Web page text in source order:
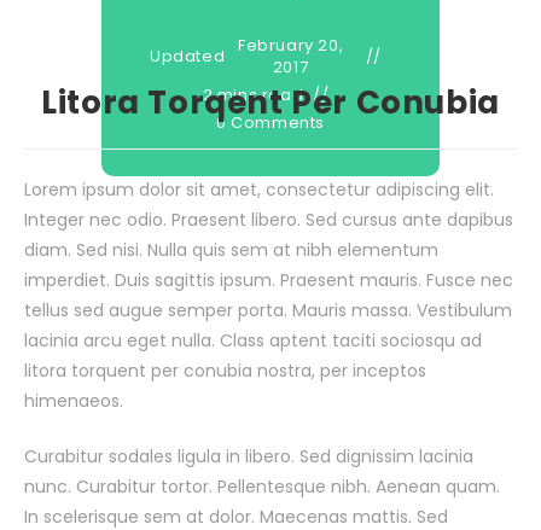
Updated
February 20,
2017
2 mins read
0 Comments
Litora Torqent Per Conubia
Lorem ipsum dolor sit amet, consectetur adipiscing elit.
Integer nec odio. Praesent libero. Sed cursus ante dapibus
diam. Sed nisi. Nulla quis sem at nibh elementum
imperdiet. Duis sagittis ipsum. Praesent mauris. Fusce nec
tellus sed augue semper porta. Mauris massa. Vestibulum
lacinia arcu eget nulla. Class aptent taciti sociosqu ad
litora torquent per conubia nostra, per inceptos
himenaeos.
Curabitur sodales ligula in libero. Sed dignissim lacinia
nunc. Curabitur tortor. Pellentesque nibh. Aenean quam.
In scelerisque sem at dolor. Maecenas mattis. Sed